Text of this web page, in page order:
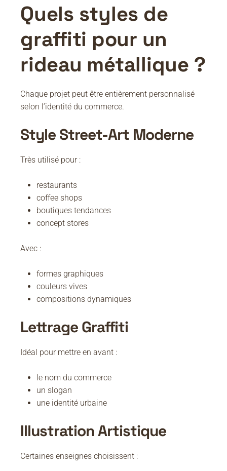
Quels styles de
graffiti pour un
rideau métallique ?
Chaque projet peut être entièrement personnalisé
selon l’identité du commerce.
Style Street-Art Moderne
Très utilisé pour :
restaurants
coffee shops
boutiques tendances
concept stores
Avec :
formes graphiques
couleurs vives
compositions dynamiques
Lettrage Graffiti
Idéal pour mettre en avant :
le nom du commerce
un slogan
une identité urbaine
Illustration Artistique
Certaines enseignes choisissent :